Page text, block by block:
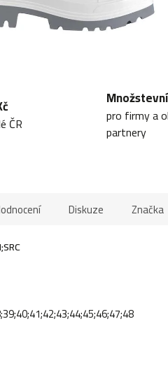
ČR
pro firmy a
partnery
Diskuze Značka